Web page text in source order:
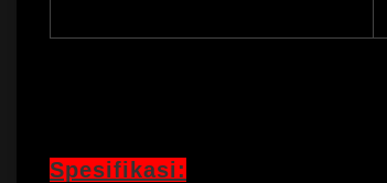
Spesifikasi: